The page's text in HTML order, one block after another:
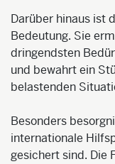
Darüber hinaus ist
Bedeutung. Sie
dringendsten
und bewahrt ein
belastenden
Besonders
internationale
gesichert sind. Die